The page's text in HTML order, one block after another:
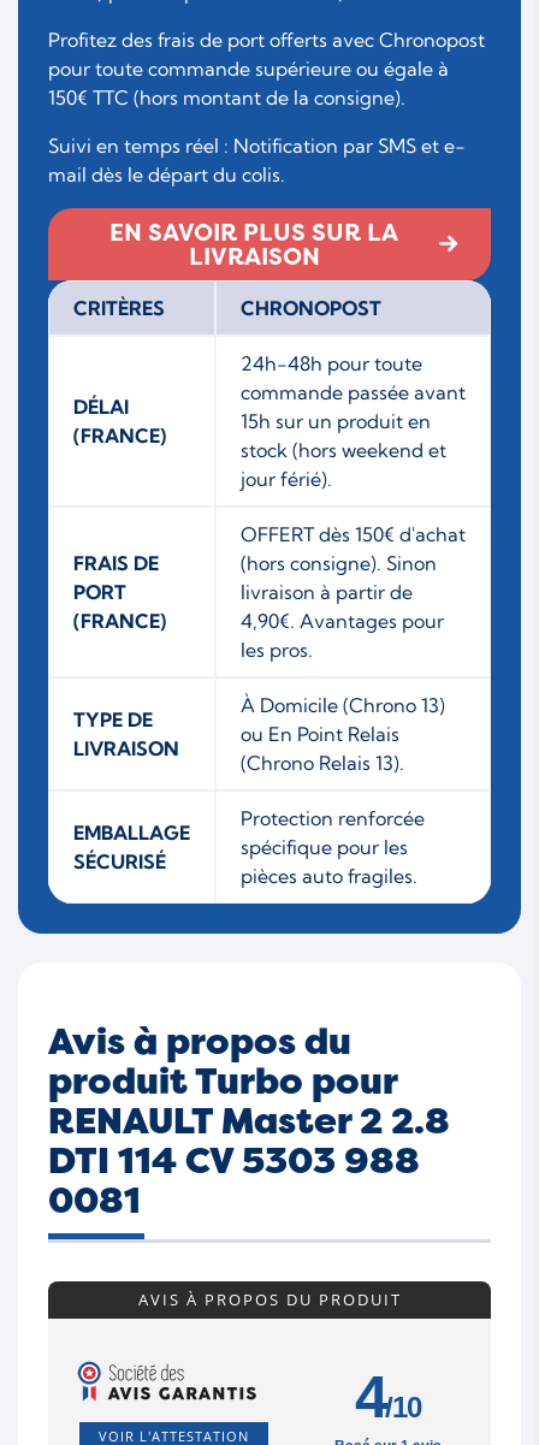
Profitez des frais de port offerts avec Chronopost
pour toute commande supérieure ou égale à
150€ TTC (hors montant de la consigne).
Suivi en temps réel : Notification par SMS et e-
mail dès le départ du colis.
EN SAVOIR PLUS SUR LA
LIVRAISON
CRITÈRES CHRONOPOST
DÉLAI
(FRANCE)
24h-48h pour toute
commande passée avant
15h sur un produit en
stock (hors weekend et
jour férié).
FRAIS DE
PORT
(FRANCE)
OFFERT dès 150€ d'achat
(hors consigne). Sinon
livraison à partir de
4,90€. Avantages pour
les pros.
TYPE DE
LIVRAISON
À Domicile (Chrono 13)
ou En Point Relais
(Chrono Relais 13).
EMBALLAGE
SÉCURISÉ
Protection renforcée
spécifique pour les
pièces auto fragiles.
Avis à propos du
produit Turbo pour
RENAULT Master 2 2.8
DTI 114 CV 5303 988
0081
AVIS À PROPOS DU PRODUIT
VOIR L'ATTESTATION
4/10